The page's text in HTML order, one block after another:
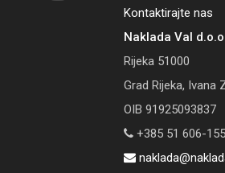
Kontaktirajte nas
Naklada Val
Rijeka 51000
Grad Rijeka, Ivana
OIB 91925093837
+385 51 606-155